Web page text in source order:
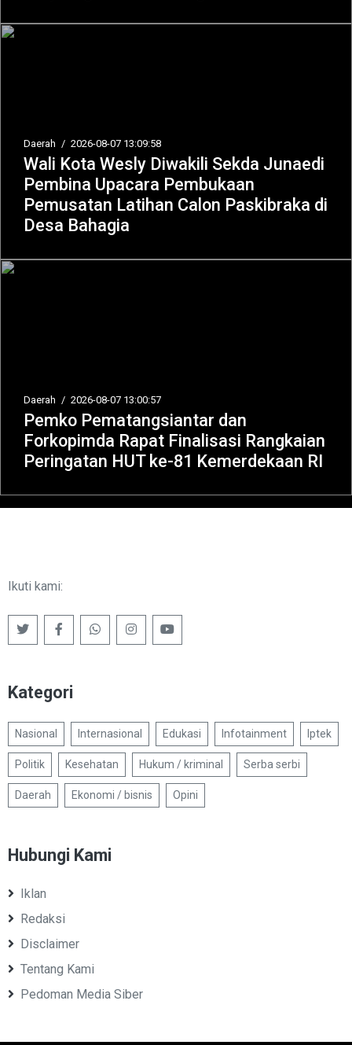
Daerah / 2026-08-07 13:09:58
Wali Kota Wesly Diwakili Sekda Junaedi
Pembina Upacara Pembukaan
Pemusatan Latihan Calon Paskibraka di
Desa Bahagia
Daerah / 2026-08-07 13:00:57
Pemko Pematangsiantar dan
Forkopimda Rapat Finalisasi Rangkaian
Peringatan HUT ke-81 Kemerdekaan RI
Ikuti kami:
Kategori
Nasional Internasional Edukasi Infotainment Iptek
Politik Kesehatan Hukum / kriminal Serba serbi
Daerah Ekonomi / bisnis Opini
Hubungi Kami
Iklan
Redaksi
Disclaimer
Tentang Kami
Pedoman Media Siber